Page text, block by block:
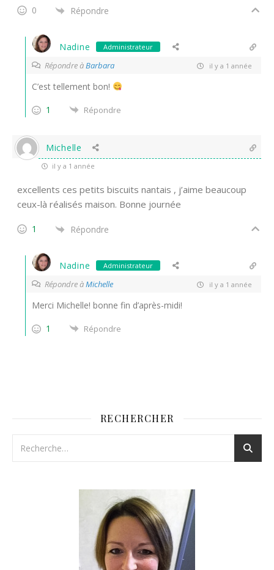
0 Répondre
Nadine Administrateur
Répondre àBarbara il y a 1 année
C’est tellement bon!
1
Répondre
Michelle
il y a 1 année
excellents ces petits biscuits nantais , j’aime beaucoup
ceux-là réalisés maison. Bonne journée
1 Répondre
Nadine Administrateur
Répondre àMichelle il y a 1 année
Merci Michelle! bonne fin d’après-midi!
1
Répondre
RECHERCHER